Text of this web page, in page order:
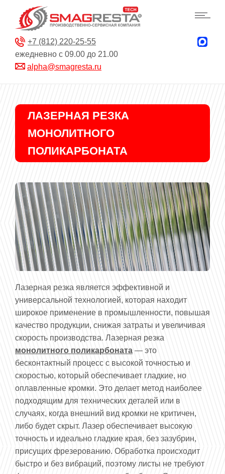
+7 (812) 220-25-55
ежедневно с 09.00 до 21.00
alpha@smagresta.ru
ЛАЗЕРНАЯ РЕЗКА
МОНОЛИТНОГО
ПОЛИКАРБОНАТА
Лазерная резка является эффективной и
универсальной технологией, которая находит
широкое применение в промышленности, повышая
качество продукции, снижая затраты и увеличивая
скорость производства. Лазерная резка
монолитного поликарбоната — это
бесконтактный процесс с высокой точностью и
скоростью, который обеспечивает гладкие, но
оплавленные кромки. Это делает метод наиболее
подходящим для технических деталей или в
случаях, когда внешний вид кромки не критичен,
либо будет скрыт. Лазер обеспечивает высокую
точность и идеально гладкие края, без зазубрин,
присущих фрезерованию. Обработка происходит
быстро и без вибраций, поэтому листы не требуют